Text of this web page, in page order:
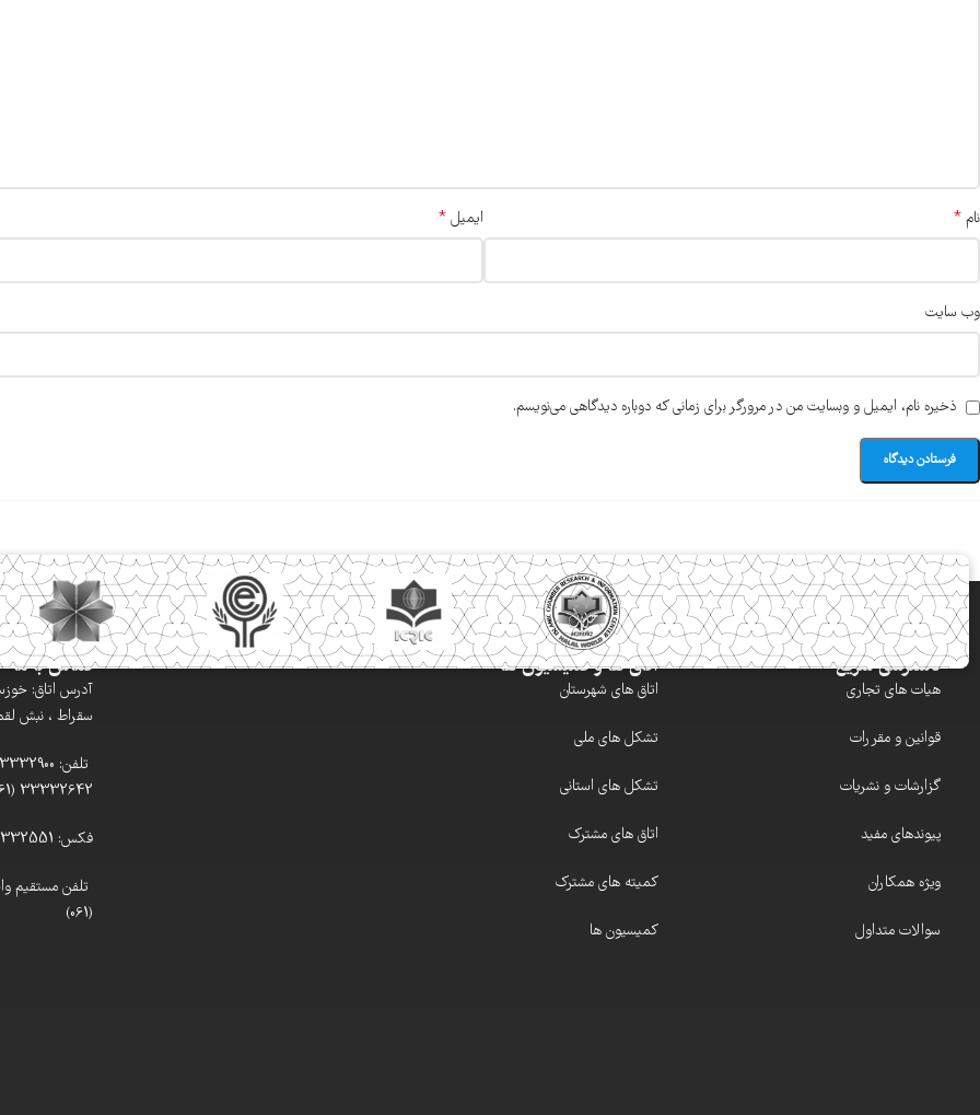
نام * ایمیل*
وب‌ سایت
ذخیره نام، ایمیل و وبسایت من در مرورگر برای زمانی که دوباره دیدگاهی می‌نویسم.
دسترسی سریع
هیات های تجاری
قوانین و مقررات
گزارشات و نشریات
پیوندهای مفید
ویژه همکاران
سوالات متداول
اتاق ها و کمیسیون ها
اتاق های شهرستان
تشکل های ملی
تشکل های استانی
اتاق های مشترک
کمیته های مشترک
کمیسیون ها
تماس با ما
آدرس اتاق:
سقراط ، نبش
33332642 (061)
فکس: 33332551 (061)
(061)